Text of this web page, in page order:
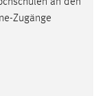
Zugänge